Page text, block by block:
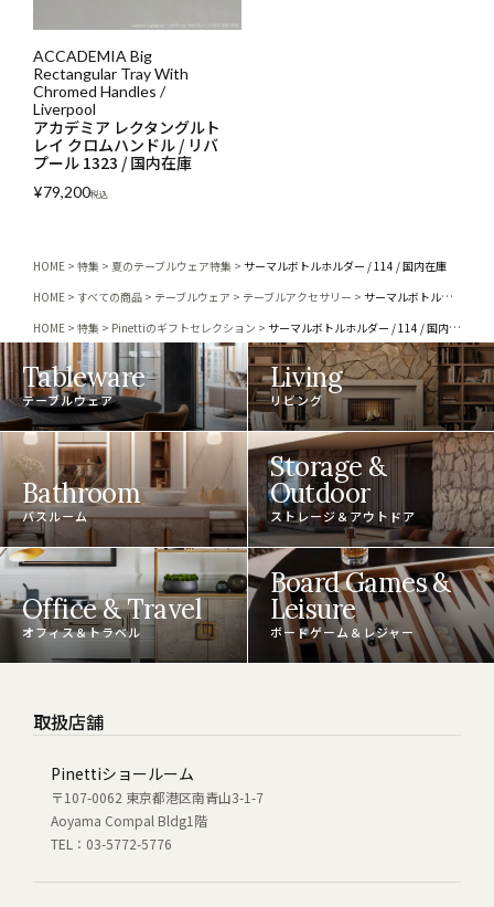
ACCADEMIA Big
Rectangular Tray With
Chromed Handles /
Liverpool
アカデミア レクタングルト
レイ クロムハンドル / リバ
プール 1323 / 国内在庫
¥79,200税込
HOME 特集 夏のテーブルウェア特集
サーマルボトルホルダー / 114 / 国内在庫
HOME
すべての商品 テーブルウェア テーブルアクセサリー
サーマルボトルホルダー / 114 / 国内在庫
HOME
特集 Pinettiのギフトセレクション サーマルボトルホルダー / 114 / 国内在庫
Tableware
テーブルウェア
Living
リビング
Bathroom
バスルーム
Storage &
Outdoor
ストレージ＆アウトドア
Office & Travel
オフィス＆トラベル
Board Games &
Leisure
ボードゲーム＆レジャー
取扱店舗
Pinettiショールーム
〒107-0062 東京都港区南青山3-1-7
Aoyama Compal Bldg1階
TEL：03-5772-5776